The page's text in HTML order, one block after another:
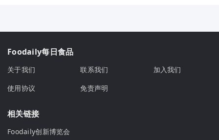
Foodaily每日食品
关于我们 联系我们
加入我们
使用协议
免责声明
相关链接
Foodaily创新博览会